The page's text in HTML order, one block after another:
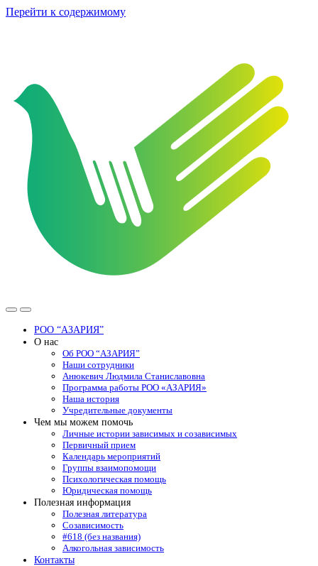
Перейти к содержимому
РОО
Переключить
мобильное
Переключить
поле
поиска
РОО “АЗАРИЯ”
О нас
Об РОО “АЗАРИЯ”
Наши сотрудники
Анюкевич Людмила Станиславовна
Программа работы РОО «АЗАРИЯ»
Наша история
Учредительные документы
Чем мы можем помочь
Личные истории зависимых и созависимых
Первичный прием
Календарь мероприятий
Группы взаимопомощи
Психологическая помощь
Юридическая помощь
Полезная информация
Полезная литература
Созависимость
#618 (без названия)
Алкогольная зависимость
Контакты